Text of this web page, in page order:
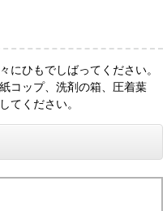
にひもでしばってください。
コップ、洗剤の箱、圧着葉
てください。